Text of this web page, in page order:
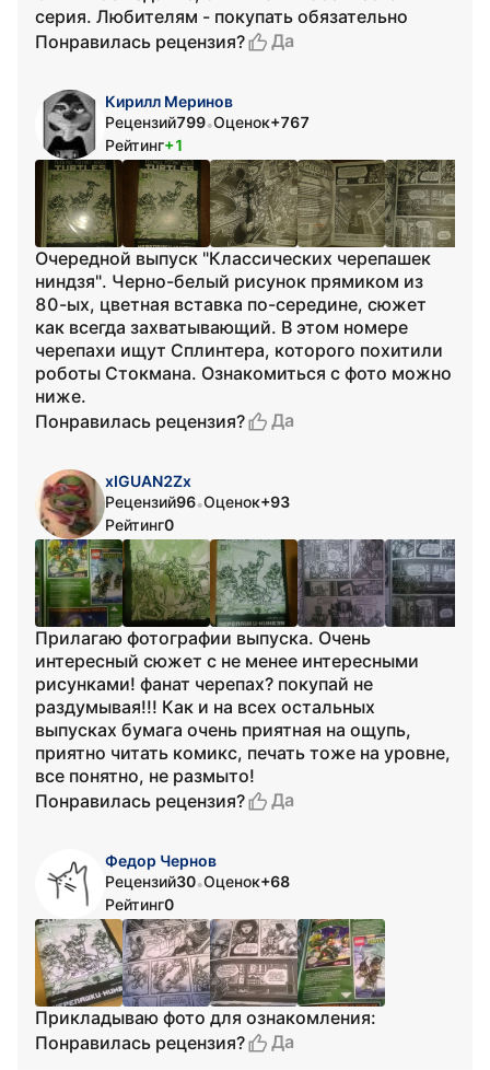
серия. Любителям - покупать обязательно
Понравилась рецензия?
Да
Кирилл Меринов
Рецензий799•Оценок+767
Рейтинг+1
Очередной выпуск "Классических черепашек
ниндзя". Черно-белый рисунок прямиком из
80-ых, цветная вставка по-середине, сюжет
как всегда захватывающий. В этом номере
черепахи ищут Сплинтера, которого похитили
роботы Стокмана. Ознакомиться с фото можно
ниже.
Понравилась рецензия?
Да
xIGUAN2Zx
Рецензий96•Оценок+93
Рейтинг0
Прилагаю фотографии выпуска. Очень
интересный сюжет с не менее интересными
рисунками! фанат черепах? покупай не
раздумывая!!! Как и на всех остальных
выпусках бумага очень приятная на ощупь,
приятно читать комикс, печать тоже на уровне,
все понятно, не размыто!
Понравилась рецензия?
Да
Федор Чернов
Рецензий30•Оценок+68
Рейтинг0
Прикладываю фото для ознакомления:
Понравилась рецензия?
Да